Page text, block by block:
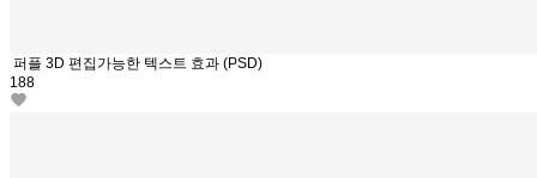
퍼플 3D 편집가능한 텍스트 효과 (PSD)
188